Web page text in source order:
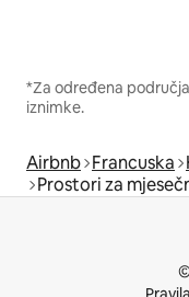
*Za određena
iznimke.
Airbnb Francuska
Prostori za